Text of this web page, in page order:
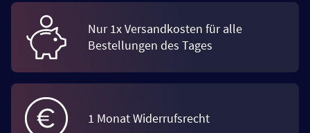
Nur 1x Versandkosten für alle
Bestellungen des Tages
1 Monat Widerrufsrecht